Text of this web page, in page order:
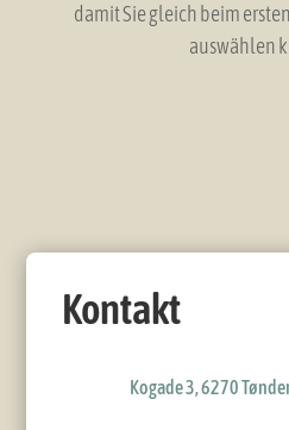
damit Sie gleich beim
auswählen
Kontakt
Kogade 3, 6270